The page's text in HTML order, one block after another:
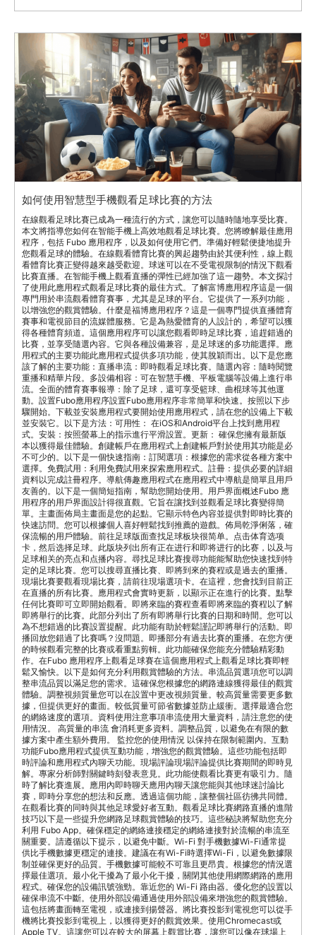
如何使用智慧型手機觀看足球比賽的方法
在線觀看足球比賽已成為一種流行的方式，讓您可以隨時隨地享受比賽。
本文將指導您如何在智能手機上高效地觀看足球比賽。您將瞭解最佳應用
程序，包括 Fubo 應用程序，以及如何使用它們。準備好輕鬆便捷地提升
您觀看足球的體驗。在線觀看體育比賽的興起趨勢由於其便利性，線上觀
看體育比賽正變得越來越受歡迎。球迷可以在不受電視限制的情況下觀看
比賽直播。在智能手機上觀看直播的彈性已經加強了這一趨勢。本文探討
了使用此應用程式觀看足球比賽的最佳方式。了解富博應用程序這是一個
專門用於串流觀看體育賽事，尤其是足球的平台。它提供了一系列功能，
以增強您的觀賞體驗。什麼是福博應用程序？這是一個專門提供直播體育
賽事和電視節目的流媒體服務。它是為熱愛體育的人設計的，希望可以獲
得各種體育頻道。這個應用程序可以讓您觀看即時足球比賽，追趕錯過的
比賽，並享受隨選內容。它與各種設備兼容，是足球迷的多功能選擇。應
用程式的主要功能此應用程式提供多項功能，使其脫穎而出。以下是您應
該了解的主要功能：直播串流：即時觀看足球比賽。隨選內容：隨時閱覽
重播和精華片段。多設備相容：可在智慧手機、平板電腦等設備上進行串
流。全面的體育賽事報導：除了足球，還可享受籃球、曲棍球等其他運
動。設置Fubo應用程序設置Fubo應用程序非常簡單和快速。按照以下步
驟開始。下載並安裝應用程式要開始使用應用程式，請在您的設備上下載
並安裝它。以下是方法：可用性： 在iOS和Android平台上找到應用程
式。安裝：按照螢幕上的指示進行平滑設置。更新： 確保您擁有最新版
本以獲得最佳體驗。創建帳戶在應用程式上創建帳戶對於使用其功能是必
不可少的。以下是一個快速指南：訂閱選項：根據您的需求從各種方案中
選擇。免費試用：利用免費試用來探索應用程式。註冊：提供必要的詳細
資料以完成註冊程序。導航傳趣應用程式在應用程式中導航是簡單且用戶
友善的。以下是一個簡短指南，幫助您開始使用。用戶界面概述Fubo 應
用程序的用戶界面設計得很直觀。它旨在讓找到並觀看足球比賽變得簡
單。主畫面佈局主畫面是您的起點。它顯示特色內容並提供對即時比賽的
快速訪問。您可以根據個人喜好輕鬆找到推薦的遊戲。佈局乾淨俐落，確
保流暢的用戶體驗。前往足球版面查找足球板块很简单。点击体育选项
卡，然后选择足球。此版块列出所有正在进行和即将进行的比赛，以及与
足球相关的亮点和点播内容。尋找足球比賽搜尋功能能幫助您快速找到特
定的足球比賽。您可以搜尋直播比賽、即將到來的賽程或是過去的重播。
現場比賽要觀看現場比賽，請前往現場選項卡。在這裡，您會找到目前正
在直播的所有比賽。應用程式會實時更新，以顯示正在進行的比賽。點擊
任何比賽即可立即開始觀看。即將來臨的賽程查看即將來臨的賽程以了解
即將舉行的比賽。此部分列出了所有即將舉行比賽的日期和時間。您可以
為不想錯過的比賽設置提醒。此功能有助於輕鬆謹記即將舉行的活動。即
播回放您錯過了比賽嗎？沒問題。即播部分有過去比賽的重播。在您方便
的時候觀看完整的比賽或看重點剪輯。此功能確保您能充分體驗精彩動
作。在Fubo 應用程序上觀看足球賽在這個應用程式上觀看足球比賽即輕
鬆又愉快。以下是如何充分利用觀賞體驗的方法。串流品質選項您可以調
整串流品質以滿足您的需求。這確保您根據您的網路連線獲得最佳的觀賞
體驗。調整視頻質量您可以在設置中更改視頻質量。較高質量需要更多數
據，但提供更好的畫面。較低質量可節省數據並防止緩衝。選擇最適合您
的網絡速度的選項。資料使用注意事項串流使用大量資料，請注意您的使
用情況。 高質量的串流 會消耗更多資料。調整品質，以避免在有限的數
據方案中產生額外費用。 監控您的使用情況 以保持在限制範圍內。互動
功能Fubo應用程式提供互動功能，增強您的觀賞體驗。這些功能包括即
時評論和應用程式內聊天功能。現場評論現場評論提供比賽期間的即時見
解。專家分析師對關鍵時刻發表意見。此功能使觀看比賽更有吸引力。隨
時了解比賽進展。應用內即時聊天應用內聊天讓您能與其他球迷討論比
賽，即時分享您的想法和反應。透過這個功能，讓整個社區彷彿共同體。
在觀看比賽的同時與其他足球愛好者互動。觀看足球比賽網路直播的進階
技巧以下是一些提升您網路足球觀賞體驗的技巧。這些秘訣將幫助您充分
利用 Fubo App。確保穩定的網絡連接穩定的網絡連接對於流暢的串流至
關重要。請遵循以下提示，以避免中斷。Wi-Fi 對手機數據Wi-Fi通常提
供比手機數據更穩定的連接。建議在有Wi-Fi時選擇Wi-Fi，以避免數據限
制並確保更好的品質。手機數據可能較不可靠且更昂貴。根據您的情況選
擇最佳選項。最小化干擾為了最小化干擾，關閉其他使用網際網路的應用
程式。確保您的設備訊號強勁。靠近您的 Wi-Fi 路由器。優化您的設置以
確保串流不中斷。使用外部設備通過使用外部設備來增強您的觀賞體驗。
這包括將畫面轉至電視，或連接到揚聲器。將比賽投影到電視您可以從手
機將比賽投影到電視上，以獲得更好的觀賞效果。使用Chromecast或
Apple TV。這讓您可以在較大的屏幕上觀賞比賽，讓您可以像在球場上